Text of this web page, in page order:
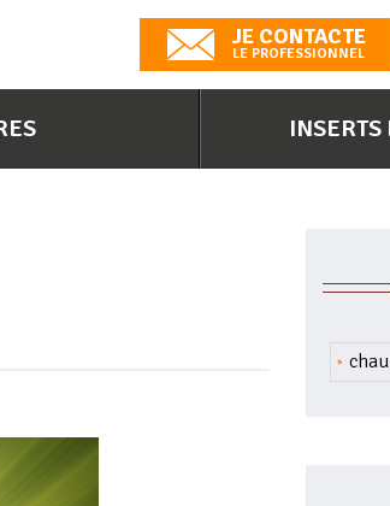
JE CONTACTE
LE PROFESSIONNEL
INSERTS